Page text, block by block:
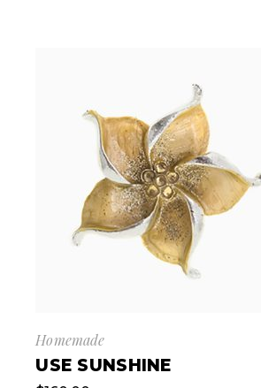
Homemade
USE SUNSHINE